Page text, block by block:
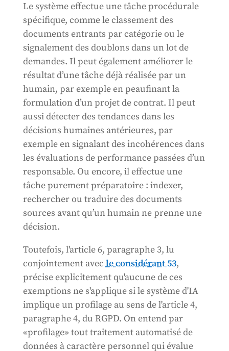
Le système effectue une tâche procédurale
spécifique, comme le classement des
documents entrants par catégorie ou le
signalement des doublons dans un lot de
demandes. Il peut également améliorer le
résultat d’une tâche déjà réalisée par un
humain, par exemple en peaufinant la
formulation d’un projet de contrat. Il peut
aussi détecter des tendances dans les
décisions humaines antérieures, par
exemple en signalant des incohérences dans
les évaluations de performance passées d’un
responsable. Ou encore, il effectue une
tâche purement préparatoire : indexer,
rechercher ou traduire des documents
sources avant qu’un humain ne prenne une
décision.
Toutefois, l'article 6, paragraphe 3, lu
conjointement avecle considérant 53,
précise explicitement qu'aucune de ces
exemptions ne s'applique si le système d'IA
implique un profilage au sens de l'article 4,
paragraphe 4, du RGPD. On entend par
«profilage» tout traitement automatisé de
données à caractère personnel qui évalue